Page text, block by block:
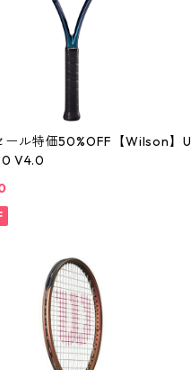
ール特価50%OFF【Wilson】U
V4.0